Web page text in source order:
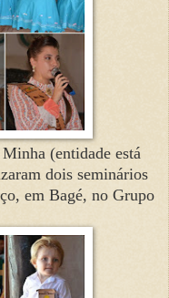
(entidade está
dois seminários
em Bagé, no Grupo